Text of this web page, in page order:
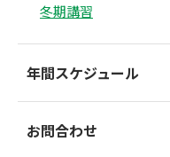
冬期講習
年間スケジュール
お問合わせ